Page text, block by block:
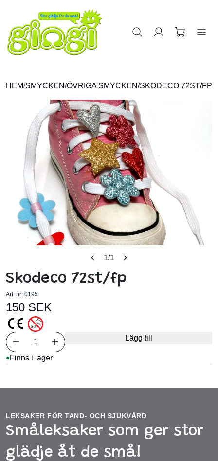
Sök på produkter
HEM/SMYCKEN/ÖVRIGA SMYCKEN/SKODECO 72ST/FP
1/1
Skodeco 72st/fp
Art. nr: 0195
150 SEK
Välj antal
1 Lägg till
Finns i lager
LEKSAKER FÖR TAND- OCH SJUKVÅRD
Småleksaker som ger stor
glädje åt de små!